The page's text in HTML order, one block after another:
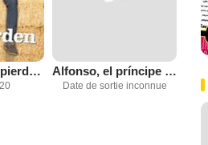
Las ovejas no pierden el tren Alfonso, el príncipe maldito
Date de sortie inconnue